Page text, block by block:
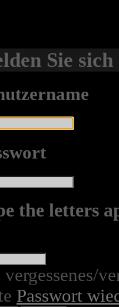
Sie sich
the letters
Passwort